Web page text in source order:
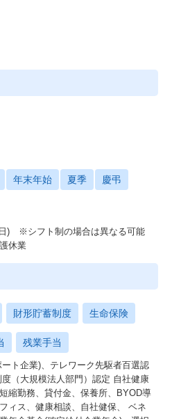
年末年始 夏季 慶弔
) ※シフト制の場合は異なる可能
護休業
財形貯蓄制度 生命保険
残業手当
ト企業)、テレワーク先駆者百選認
（大規模法人部門）認定 自社健康
縮勤務、貸付金、保養所、BYOD導
ィス、健康相談、自社健保、 ベネ